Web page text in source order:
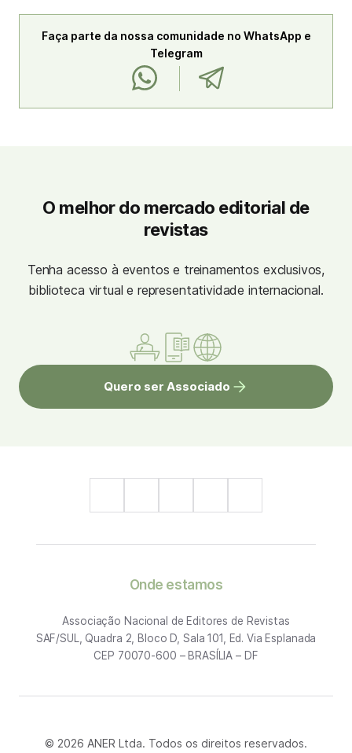
Faça parte da nossa comunidade no WhatsApp e
Telegram
O melhor do mercado editorial de
revistas
Tenha acesso à eventos e treinamentos exclusivos,
biblioteca virtual e representatividade internacional.
Quero ser Associado
Onde estamos
Associação Nacional de Editores de Revistas
SAF/SUL, Quadra 2, Bloco D, Sala 101, Ed. Via Esplanada
CEP 70070-600 – BRASÍLIA – DF
© 2026 ANER Ltda. Todos os direitos reservados.